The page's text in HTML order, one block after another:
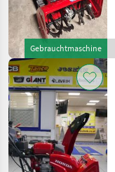
Gebrauchtmaschine